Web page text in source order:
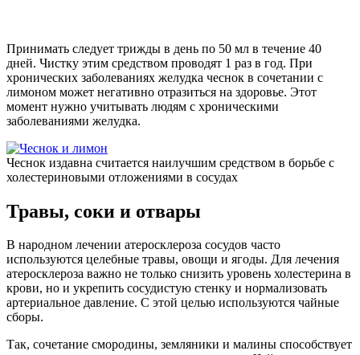
Принимать следует трижды в день по 50 мл в течение 40
дней. Чистку этим средством проводят 1 раз в год. При
хронических заболеваниях желудка чеснок в сочетании с
лимоном может негативно отразиться на здоровье. Этот
момент нужно учитывать людям с хроническими
заболеваниями желудка.
Чеснок издавна считается наилучшим средством в борьбе с
холестериновыми отложениями в сосудах
Травы, соки и отвары
В народном лечении атеросклероза сосудов часто
используются целебные травы, овощи и ягоды. Для лечения
атеросклероза важно не только снизить уровень холестерина в
крови, но и укрепить сосудистую стенку и нормализовать
артериальное давление. С этой целью используются чайные
сборы.
Так, сочетание смородины, земляники и малины способствует